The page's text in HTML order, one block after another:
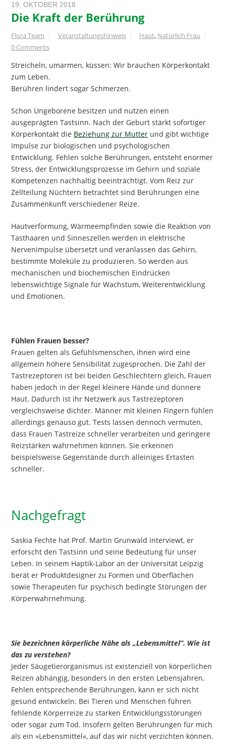
19. OKTOBER 2018
Die Kraft der Berührung
Flora Team Veranstaltungshinweis Haut, Natürlich Frau
0 Comments
Streicheln, umarmen, küssen: Wir brauchen Körperkontakt
zum Leben.
Berühren lindert sogar Schmerzen.
Schon Ungeborene besitzen und nutzen einen
ausgeprägten Tastsinn. Nach der Geburt stärkt sofortiger
Körperkontakt die Beziehung zur Mutter und gibt wichtige
Impulse zur biologischen und psychologischen
Entwicklung. Fehlen solche Berührungen, entsteht enormer
Stress, der Entwicklungsprozesse im Gehirn und soziale
Kompetenzen nachhaltig beeinträchtigt. Vom Reiz zur
Zellteilung Nüchtern betrachtet sind Berührungen eine
Zusammenkunft verschiedener Reize.
Hautverformung, Wärmeempfinden sowie die Reaktion von
Tasthaaren und Sinneszellen werden in elektrische
Nervenimpulse übersetzt und veranlassen das Gehirn,
bestimmte Moleküle zu produzieren. So werden aus
mechanischen und biochemischen Eindrücken
lebenswichtige Signale für Wachstum, Weiterentwicklung
und Emotionen.
Fühlen Frauen besser?
Frauen gelten als Gefühlsmenschen, ihnen wird eine
allgemein höhere Sensibilität zugesprochen. Die Zahl der
Tastrezeptoren ist bei beiden Geschlechtern gleich, Frauen
haben jedoch in der Regel kleinere Hände und dünnere
Haut. Dadurch ist ihr Netzwerk aus Tastrezeptoren
vergleichsweise dichter. Männer mit kleinen Fingern fühlen
allerdings genauso gut. Tests lassen dennoch vermuten,
dass Frauen Tastreize schneller verarbeiten und geringere
Reizstärken wahrnehmen können. Sie erkennen
beispielsweise Gegenstände durch alleiniges Ertasten
schneller.
Nachgefragt
Saskia Fechte hat Prof. Martin Grunwald interviewt, er
erforscht den Tastsinn und seine Bedeutung für unser
Leben. In seinem Haptik-Labor an der Universität Leipzig
berät er Produktdesigner zu Formen und Oberflächen
sowie Therapeuten für psychisch bedingte Störungen der
Körperwahrnehmung.
Sie bezeichnen körperliche Nähe als „Lebensmittel“. Wie ist
das zu verstehen?
Jeder Säugetierorganismus ist existenziell von körperlichen
Reizen abhängig, besonders in den ersten Lebensjahren.
Fehlen entsprechende Berührungen, kann er sich nicht
gesund entwickeln. Bei Tieren und Menschen führen
fehlende Körperreize zu starken Entwicklungsstörungen
oder sogar zum Tod. Insofern gelten Berührungen für mich
als ein »Lebensmittel«, auf das wir nicht verzichten können.